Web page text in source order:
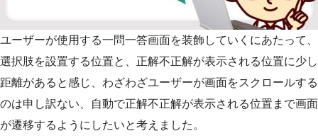
ユーザーが使用する一問一答画面を装飾していくにあたって、
選択肢を設置する位置と、正解不正解が表示される位置に少し
距離があると感じ、わざわざユーザーが画面をスクロールする
のは申し訳ない、自動で正解不正解が表示される位置まで画面
が遷移するようにしたいと考えました。